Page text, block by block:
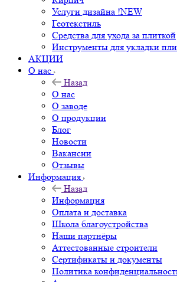
Услуги дизайна !NEW
Геотекстиль
Средства для ухода за плиткой
Инструменты для укладки
АКЦИИ
О нас
Назад
О нас
О заводе
О продукции
Блог
Новости
Вакансии
Отзывы
Информация
Назад
Информация
Оплата и доставка
Школа благоустройства
Наши партнёры
Аттестованные строители
Сертификаты и документы
Политика